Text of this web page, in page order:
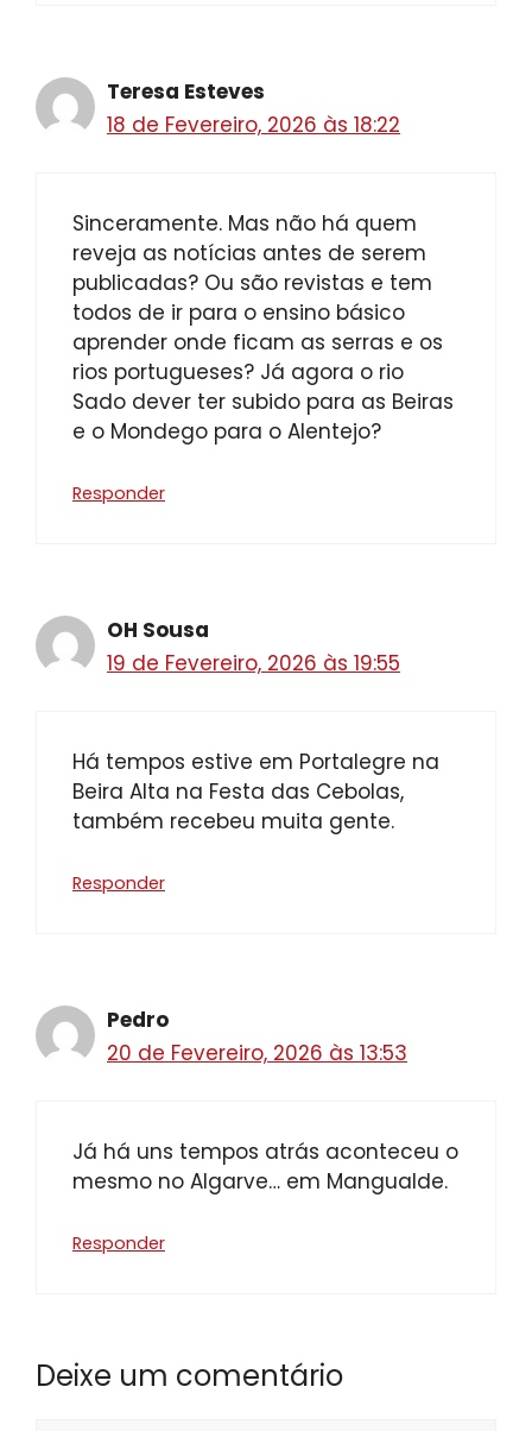
Teresa Esteves
18 de Fevereiro, 2026 às 18:22
Sinceramente. Mas não há quem
reveja as notícias antes de serem
publicadas? Ou são revistas e tem
todos de ir para o ensino básico
aprender onde ficam as serras e os
rios portugueses? Já agora o rio
Sado dever ter subido para as Beiras
e o Mondego para o Alentejo?
Responder
OH Sousa
19 de Fevereiro, 2026 às 19:55
Há tempos estive em Portalegre na
Beira Alta na Festa das Cebolas,
também recebeu muita gente.
Responder
Pedro
20 de Fevereiro, 2026 às 13:53
Já há uns tempos atrás aconteceu o
mesmo no Algarve… em Mangualde.
Responder
Deixe um comentário